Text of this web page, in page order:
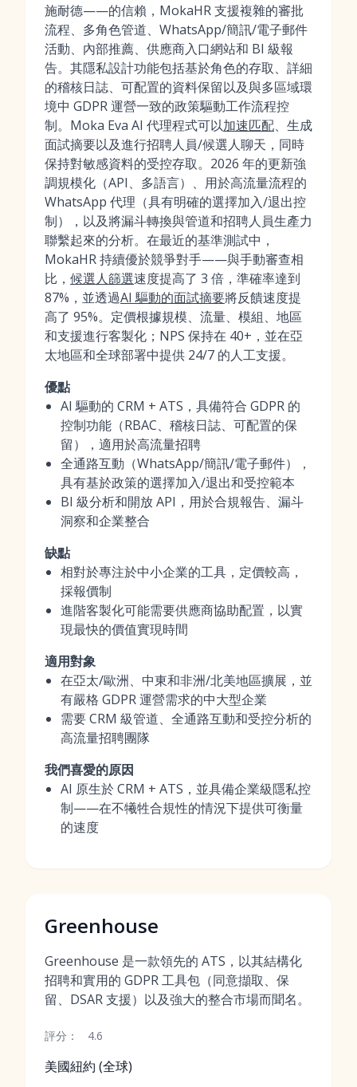
施耐德——的信賴，MokaHR 支援複雜的審批
流程、多角色管道、WhatsApp/簡訊/電子郵件
活動、內部推薦、供應商入口網站和 BI 級報
告。其隱私設計功能包括基於角色的存取、詳細
的稽核日誌、可配置的資料保留以及與多區域環
境中 GDPR 運營一致的政策驅動工作流程控
制。Moka Eva AI 代理程式可以加速匹配、生成
面試摘要以及進行招聘人員/候選人聊天，同時
保持對敏感資料的受控存取。2026 年的更新強
調規模化（API、多語言）、用於高流量流程的
WhatsApp 代理（具有明確的選擇加入/退出控
制），以及將漏斗轉換與管道和招聘人員生產力
聯繫起來的分析。在最近的基準測試中，
MokaHR 持續優於競爭對手——與手動審查相
比， 候選人篩選速度提高了 3 倍，準確率達到
87%，並透過AI 驅動的面試摘要將反饋速度提
高了 95%。定價根據規模、流量、模組、地區
和支援進行客製化；NPS 保持在 40+，並在亞
太地區和全球部署中提供 24/7 的人工支援。
優點
AI 驅動的 CRM + ATS，具備符合 GDPR 的
控制功能（RBAC、稽核日誌、可配置的保
留），適用於高流量招聘
全通路互動（WhatsApp/簡訊/電子郵件），
具有基於政策的選擇加入/退出和受控範本
BI 級分析和開放 API，用於合規報告、漏斗
洞察和企業整合
缺點
相對於專注於中小企業的工具，定價較高，
採報價制
進階客製化可能需要供應商協助配置，以實
現最快的價值實現時間
適用對象
在亞太/歐洲、中東和非洲/北美地區擴展，並
有嚴格 GDPR 運營需求的中大型企業
需要 CRM 級管道、全通路互動和受控分析的
高流量招聘團隊
我們喜愛的原因
AI 原生於 CRM + ATS，並具備企業級隱私控
制——在不犧牲合規性的情況下提供可衡量
的速度
Greenhouse
Greenhouse 是一款領先的 ATS，以其結構化
招聘和實用的 GDPR 工具包（同意擷取、保
留、DSAR 支援）以及強大的整合市場而聞名。
評分： 4.6
美國紐約 (全球)